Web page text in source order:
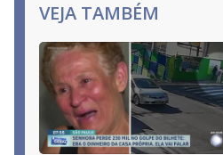
VEJA TAMBÉM